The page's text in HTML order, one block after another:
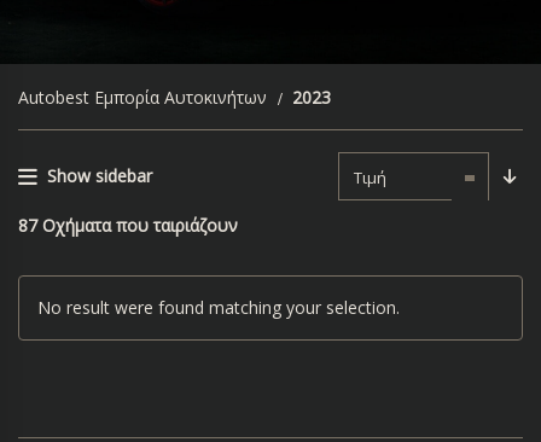
Autobest Εμπορία Αυτοκινήτων 2023
Show sidebar Τιμή
87 Οχήματα που ταιριάζουν
No result were found matching your selection.